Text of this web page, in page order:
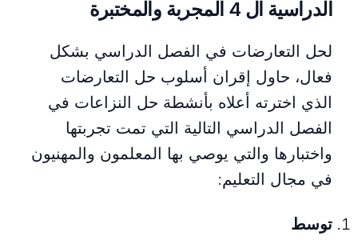
الدراسية ال 4 المجربة والمختبرة
لحل التعارضات في الفصل الدراسي بشكل
فعال، حاول إقران أسلوب حل التعارضات
الذي اخترته أعلاه بأنشطة حل النزاعات في
الفصل الدراسي التالية التي تمت تجربتها
واختبارها والتي يوصي بها المعلمون والمهنيون
في مجال التعليم:
توسط